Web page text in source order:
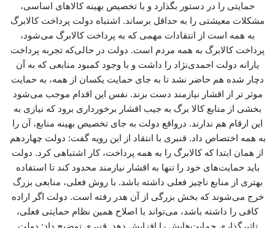
حمایتی را در دستور بگذارد و با تخصیص بهینه کالاهای اساسی،
مشکلات معیشتی را به حداقل برساند. اشتباه دولت پرداخت کالابرگ
به همه است از انتقادات مهمی که به پرداخت کالابرگ می‌شود،
پرداخت کالابرگ به همه مردم است. دولت در حالی‌که تجربه پرداخت
یارانه دولت احمدی‌نژاد را داشت و با وجود کمبود منابعی که به آن
دچار شده هم حاضر نشد تا به جای حمایت یکسان از همه، به حمایت
موثر تر از اقشار نیازمند دست بزند. نفس این اقدام موجب می‌شود
بخشی از منابع کالا برگ به جیب اقشار برخورداری برود که نیازی به
این ارقام هم ندارند. درواقع دولت به جای تخصیص بهینه منابع، آن را
به همه اختصاص داد. قنبری با انتقاد از این رویه گفت: دولت چهاردهم
از همان ابتدا که کالابرگ را به همه پرداخت، کار اشتباهی کرد. دولت
باید حمایت‌های خود را تنها به اقشار نیازمند محدود کند تا استفاده
بهتری از منابع ناچیز فعلی داشته باشد. با روش فعلی، منابعی بزرگ
خرج می‌شوند که بخش بزرگی از آن هدر رفته است. دولت اگر اراده
کافی را داشته باشد، می‌تواند با اصلاح همین نظام حمایتی فعلی،
تاثیرگذاری حمایت‌هایش را افزایش دهد. قنبری توضیح داد: دولت